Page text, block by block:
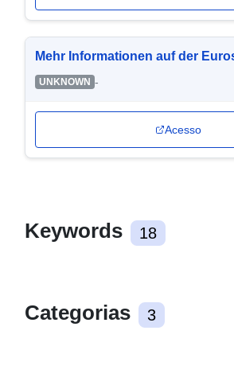
Mehr Informationen auf der
UNKNOWN -
Acesso
Keywords 18
Categorias 3